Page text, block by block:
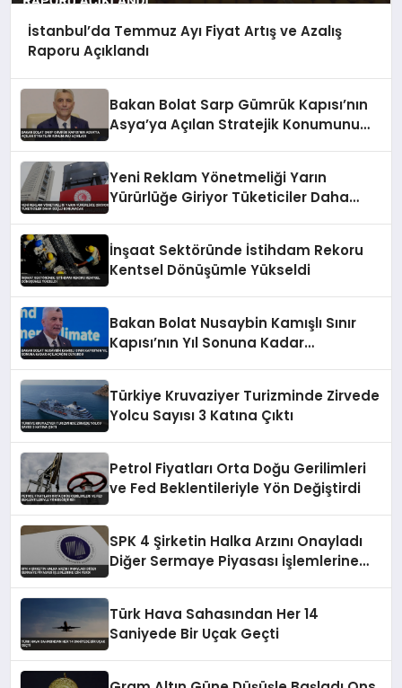
İstanbul’da Temmuz Ayı Fiyat Artış ve Azalış
Raporu Açıklandı
Bakan Bolat Sarp Gümrük Kapısı’nın
Asya’ya Açılan Stratejik Konumunu
Yeni Reklam Yönetmeliği Yarın
Yürürlüğe Giriyor Tüketiciler Daha
İnşaat Sektöründe İstihdam Rekoru
Kentsel Dönüşümle Yükseldi
Bakan Bolat Nusaybin Kamışlı Sınır
Kapısı’nın Yıl Sonuna Kadar
Türkiye Kruvaziyer Turizminde Zirvede
Yolcu Sayısı 3 Katına Çıktı
Petrol Fiyatları Orta Doğu Gerilimleri
ve Fed Beklentileriyle Yön Değiştirdi
SPK 4 Şirketin Halka Arzını Onayladı
Diğer Sermaye Piyasası İşlemlerine
Türk Hava Sahasından Her 14
Saniyede Bir Uçak Geçti